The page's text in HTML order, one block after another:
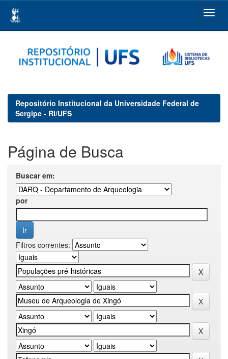
navigation
Repositório Institucional da Universidade Federal de
Sergipe - RI/UFS
Página de Busca
Buscar em:
por
Filtros correntes: